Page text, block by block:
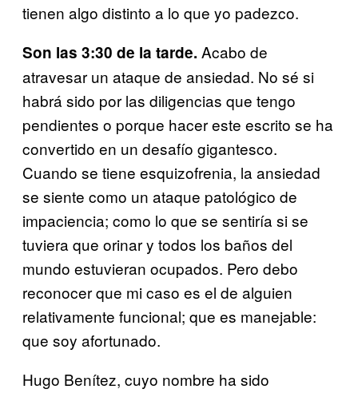
tienen algo distinto a lo que yo padezco.
Son las 3:30 de la tarde. Acabo de
atravesar un ataque de ansiedad. No sé si
habrá sido por las diligencias que tengo
pendientes o porque hacer este escrito se ha
convertido en un desafío gigantesco.
Cuando se tiene esquizofrenia, la ansiedad
se siente como un ataque patológico de
impaciencia; como lo que se sentiría si se
tuviera que orinar y todos los baños del
mundo estuvieran ocupados. Pero debo
reconocer que mi caso es el de alguien
relativamente funcional; que es manejable:
que soy afortunado.
Hugo Benítez, cuyo nombre ha sido